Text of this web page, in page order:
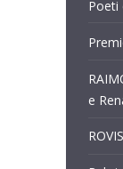
Poeti
e